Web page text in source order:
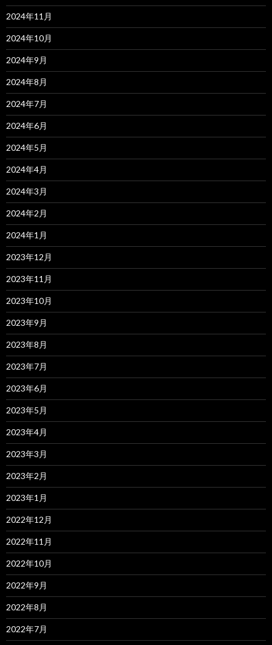
2024年11月
2024年10月
2024年9月
2024年8月
2024年7月
2024年6月
2024年5月
2024年4月
2024年3月
2024年2月
2024年1月
2023年12月
2023年11月
2023年10月
2023年9月
2023年8月
2023年7月
2023年6月
2023年5月
2023年4月
2023年3月
2023年2月
2023年1月
2022年12月
2022年11月
2022年10月
2022年9月
2022年8月
2022年7月